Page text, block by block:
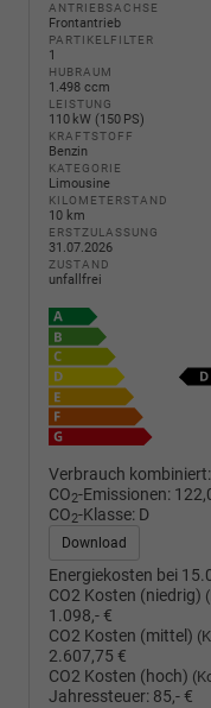
ANTRIEBSACHSE
Frontantrieb
PARTIKELFILTER
1
HUBRAUM
1.498 ccm
LEISTUNG
110 kW (150 PS)
KRAFTSTOFF
Benzin
KATEGORIE
Limousine
KILOMETERSTAND
10 km
ERSTZULASSUNG
31.07.2026
ZUSTAND
unfallfrei
Verbrauch kombiniert:
CO2-Emissionen:
CO2-Klasse: D
Download
Energiekosten bei
CO2 Kosten (niedrig)
1.098,- €
CO2 Kosten (mittel)
2.607,75 €
CO2 Kosten (hoch)
Jahressteuer: 85,- €